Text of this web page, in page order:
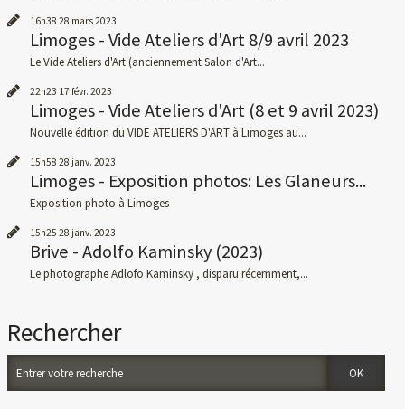
16h38 28 mars 2023
Limoges - Vide Ateliers d'Art 8/9 avril 2023
Le Vide Ateliers d'Art (anciennement Salon d'Art...
22h23 17 févr. 2023
Limoges - Vide Ateliers d'Art (8 et 9 avril 2023)
Nouvelle édition du VIDE ATELIERS D'ART à Limoges au...
15h58 28 janv. 2023
Limoges - Exposition photos: Les Glaneurs...
Exposition photo à Limoges
15h25 28 janv. 2023
Brive - Adolfo Kaminsky (2023)
Le photographe Adlofo Kaminsky , disparu récemment,...
Rechercher